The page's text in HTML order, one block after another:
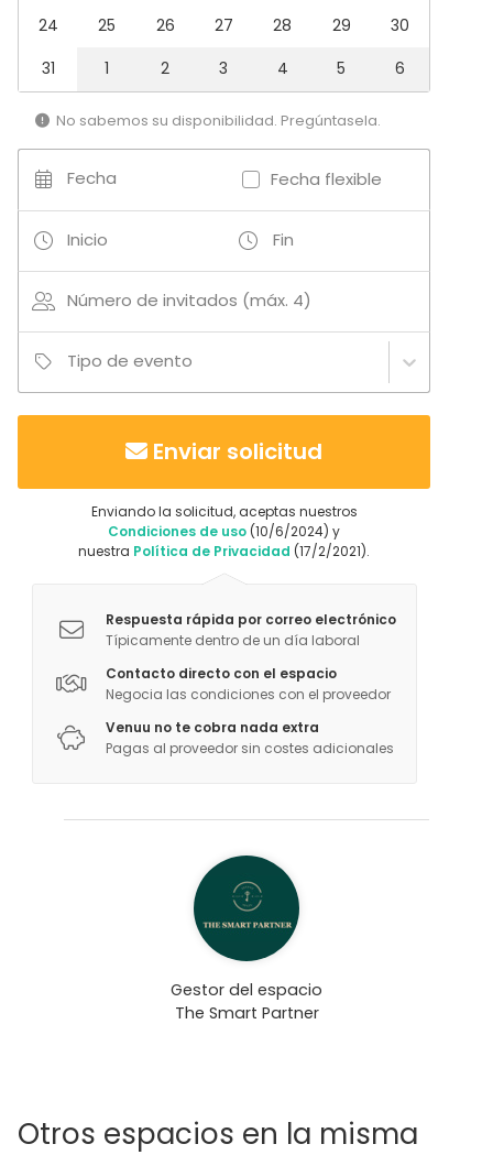
Celebración familiar
Team building / Recreación
Espacio creativo
24
25 26 27 28 29
30
31
1 2 3 4 5 6
No sabemos su disponibilidad. Pregúntasela.
Fecha Fecha flexible
Inicio Fin
Número de invitados (máx. 4)
Tipo de evento
Enviar solicitud
Enviando la solicitud, aceptas nuestros
Condiciones de uso (10/6/2024) y
nuestra Política de Privacidad (17/2/2021).
Respuesta rápida por correo electrónico
Típicamente dentro de un día laboral
Contacto directo con el espacio
Negocia las condiciones con el proveedor
Venuu no te cobra nada extra
Pagas al proveedor sin costes adicionales
Gestor del espacio
The Smart Partner
Otros espacios en la misma